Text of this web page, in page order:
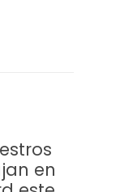
en